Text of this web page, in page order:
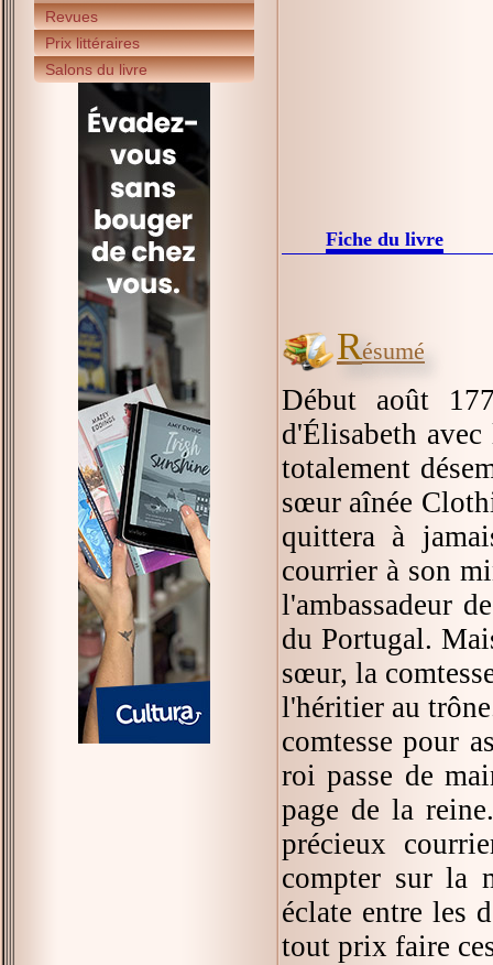
Revues
Prix littéraires
Salons du livre
Fiche du livre
Résumé
Début août
d'Élisabeth
totalement
sœur aînée
quittera à
courrier à son
l'ambassadeur
du Portugal.
sœur, la
l'héritier au
comtesse pour
roi passe de
page de la
précieux
compter sur la
éclate entre les
tout prix faire